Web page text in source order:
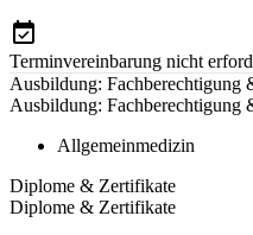
Terminvereinbarung nicht
Ausbildung: Fachberechtigung
Ausbildung: Fachberechtigung
Allgemeinmedizin
Diplome & Zertifikate
Diplome & Zertifikate